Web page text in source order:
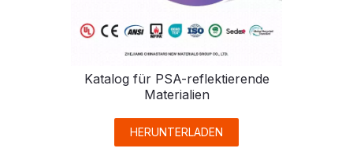
Katalog für PSA-reflektierende
Materialien
HERUNTERLADEN